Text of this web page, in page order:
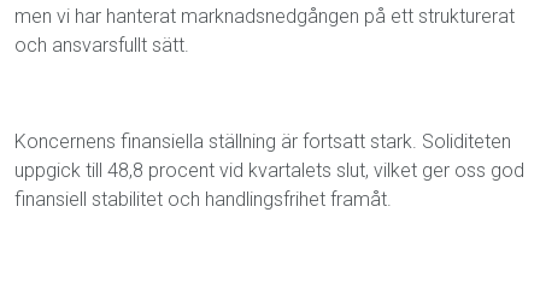
men vi har hanterat marknadsnedgången på ett strukturerat
och ansvarsfullt sätt.
Koncernens finansiella ställning är fortsatt stark. Soliditeten
uppgick till 48,8 procent vid kvartalets slut, vilket ger oss god
finansiell stabilitet och handlingsfrihet framåt.